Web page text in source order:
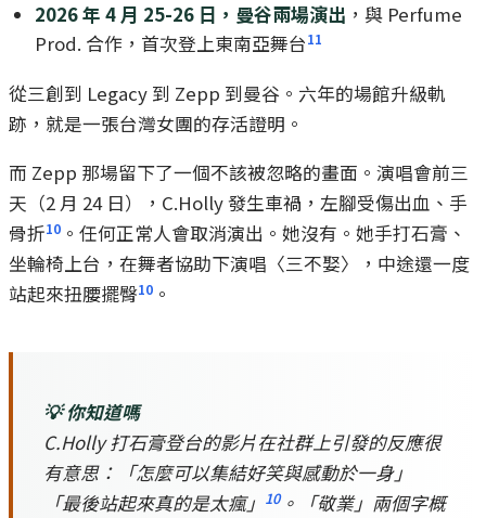
2026 年 4 月 25-26 日，曼谷兩場演出 ，與 Perfume
Prod. 合作，首次登上東南亞舞台11
從三創到 Legacy 到 Zepp 到曼谷。六年的場館升級軌
跡，就是一張台灣女團的存活證明。
而 Zepp 那場留下了一個不該被忽略的畫面。演唱會前三
天（2 月 24 日），C.Holly 發生車禍，左腳受傷出血、手
骨折10 。任何正常人會取消演出。她沒有。她手打石膏、
坐輪椅上台，在舞者協助下演唱〈三不娶〉，中途還一度
站起來扭腰擺臀10 。
💡 你知道嗎
C.Holly 打石膏登台的影片在社群上引發的反應很
有意思：「怎麼可以集結好笑與感動於一身」
「最後站起來真的是太瘋」 10。「敬業」兩個字概